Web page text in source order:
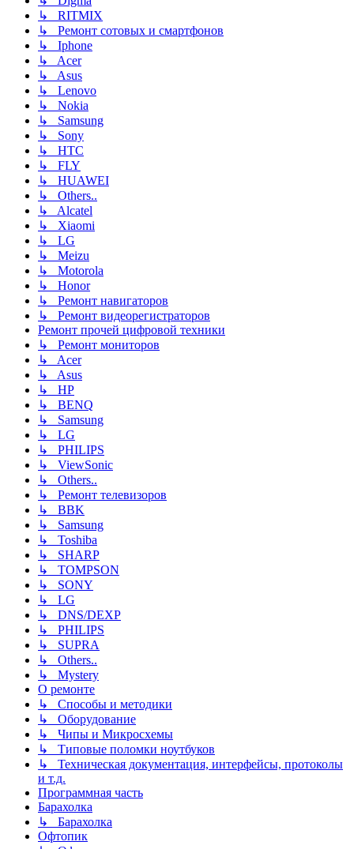
↳ RITMIX
↳ Ремонт сотовых и смартфонов
↳ Iphone
↳ Acer
↳ Asus
↳ Lenovo
↳ Nokia
↳ Samsung
↳ Sony
↳ HTC
↳ FLY
↳ HUAWEI
↳ Others..
↳ Alcatel
↳ Xiaomi
↳ LG
↳ Meizu
↳ Motorola
↳ Honor
↳ Ремонт навигаторов
↳ Ремонт видеорегистраторов
Ремонт прочей цифровой техники
↳ Ремонт мониторов
↳ Acer
↳ Asus
↳ HP
↳ BENQ
↳ Samsung
↳ LG
↳ PHILIPS
↳ ViewSonic
↳ Others..
↳ Ремонт телевизоров
↳ BBK
↳ Samsung
↳ Toshiba
↳ SHARP
↳ TOMPSON
↳ SONY
↳ LG
↳ DNS/DEXP
↳ PHILIPS
↳ SUPRA
↳ Others..
↳ Mystery
О ремонте
↳ Способы и методики
↳ Оборудование
↳ Чипы и Микросхемы
↳ Типовые поломки ноутбуков
↳ Техническая документация, интерфейсы, протоколы
и т.д.
Программная часть
Барахолка
↳ Барахолка
Офтопик